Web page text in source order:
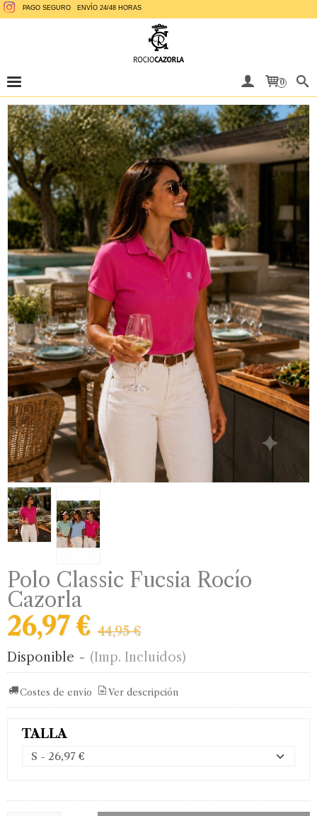
PAGO SEGURO ENVÍO 24/48 HORAS
0
Polo Classic Fucsia Rocío
Cazorla
26,97 € 44,95 €
Disponible - (Imp. Incluidos)
Costes de envío Ver descripción
TALLA